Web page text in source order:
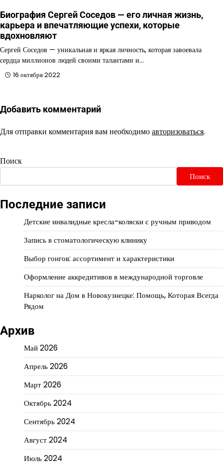
Биография Сергей Соседов — его личная жизнь,
карьера и впечатляющие успехи, которые
вдохновляют
Сергей Соседов — уникальная и яркая личность, которая завоевала
сердца миллионов людей своими талантами и…
16 октября 2022
Добавить комментарий
Для отправки комментария вам необходимоавторизоваться.
Поиск
Поиск
Последние записи
Детские инвалидные кресла-коляски с ручным приводом
Запись в стоматологическую клинику
Выбор гонгов: ассортимент и характеристики
Оформление аккредитивов в международной торговле
Нарколог на Дом в Новокузнецке: Помощь, Которая Всегда
Рядом
Архив
Май 2026
Апрель 2026
Март 2026
Октябрь 2024
Сентябрь 2024
Август 2024
Июль 2024